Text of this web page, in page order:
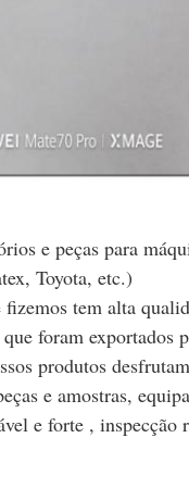
e peças para
Toyota, etc.)
fizemos tem alta
foram exportados
produtos
e amostras,
e forte , inspecção